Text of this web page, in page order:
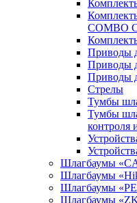
COMBO
Приводы
Приводы
Приводы
Стрелы
Тумбы
Тумбы
контроля
Шлагбаумы
Шлагбаумы
Шлагбаумы
Шлагбаумы